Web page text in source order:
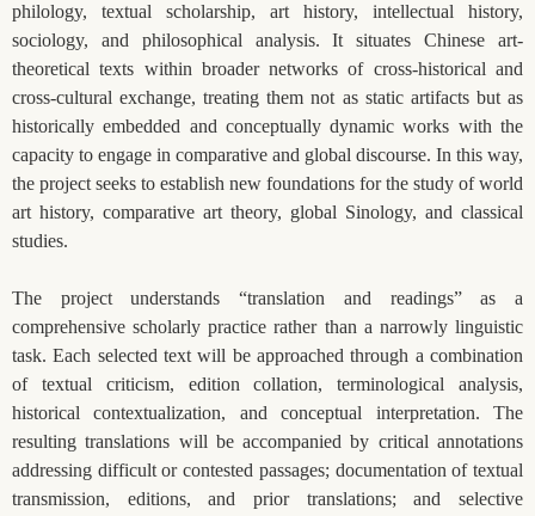
philology, textual scholarship, art history, intellectual history,
sociology, and philosophical analysis. It situates Chinese art-
theoretical texts within broader networks of cross-historical and
cross-cultural exchange, treating them not as static artifacts but as
historically embedded and conceptually dynamic works with the
capacity to engage in comparative and global discourse. In this way,
the project seeks to establish new foundations for the study of world
art history, comparative art theory, global Sinology, and classical
studies.
The project understands “translation and readings” as a
comprehensive scholarly practice rather than a narrowly linguistic
task. Each selected text will be approached through a combination
of textual criticism, edition collation, terminological analysis,
historical contextualization, and conceptual interpretation. The
resulting translations will be accompanied by critical annotations
addressing difficult or contested passages; documentation of textual
transmission, editions, and prior translations; and selective